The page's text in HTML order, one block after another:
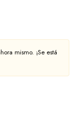
mismo. ¡Se está